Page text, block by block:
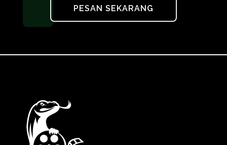
PESAN SEKARANG